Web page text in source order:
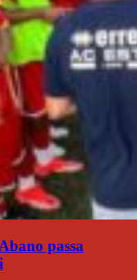
passa